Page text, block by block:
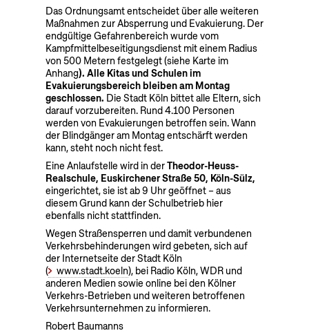
Das Ordnungsamt entscheidet über alle weiteren
Maßnahmen zur Absperrung und Evakuierung. Der
endgültige Gefahrenbereich wurde vom
Kampfmittelbeseitigungsdienst mit einem Radius
von 500 Metern festgelegt (siehe Karte im
Anhang). Alle Kitas und Schulen im
Evakuierungsbereich bleiben am Montag
geschlossen. Die Stadt Köln bittet alle Eltern, sich
darauf vorzubereiten. Rund 4.100 Personen
werden von Evakuierungen betroffen sein. Wann
der Blindgänger am Montag entschärft werden
kann, steht noch nicht fest.
Eine Anlaufstelle wird in derTheodor-Heuss-
Realschule, Euskirchener Straße 50, Köln-Sülz,
eingerichtet, sie ist ab 9 Uhr geöffnet – aus
diesem Grund kann der Schulbetrieb hier
ebenfalls nicht stattfinden.
Wegen Straßensperren und damit verbundenen
Verkehrsbehinderungen wird gebeten, sich auf
der Internetseite der Stadt Köln
(
www.stadt.koeln), bei Radio Köln, WDR und
anderen Medien sowie online bei den Kölner
Verkehrs-Betrieben und weiteren betroffenen
Verkehrsunternehmen zu informieren.
Robert Baumanns